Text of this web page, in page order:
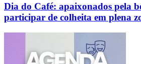
Dia do Café: apaixonados pela
participar de colheita em plena